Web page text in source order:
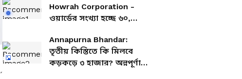
Howrah Corporation -
ওয়ার্ডের সংখ্যা হচ্ছে ৬০,
নির্বাচন, কলকাতায় কবে?
Annapurna Bhandar:
তৃতীয় কিস্তিতে কি মিলবে
কড়কড়ে ৩ হাজার? অন্নপূর্ণা